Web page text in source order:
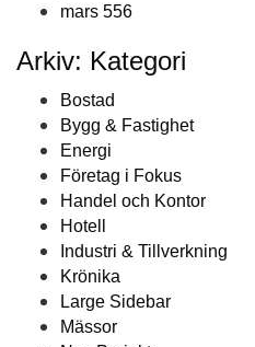
mars 556
Arkiv: Kategori
Bostad
Bygg & Fastighet
Energi
Företag i Fokus
Handel och Kontor
Hotell
Industri & Tillverkning
Krönika
Large Sidebar
Mässor